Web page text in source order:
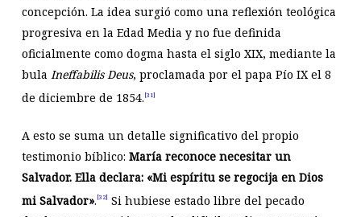
concepción. La idea surgió como una reflexión teológica
progresiva en la Edad Media y no fue definida
oficialmente como dogma hasta el siglo XIX, mediante la
bula Ineffabilis Deus, proclamada por el papa Pío IX el 8
de diciembre de 1854. [31]
A esto se suma un detalle significativo del propio
testimonio bíblico: María reconoce necesitar un
Salvador. Ella declara: «Mi espíritu se regocija en Dios
mi Salvador». [32] Si hubiese estado libre del pecado